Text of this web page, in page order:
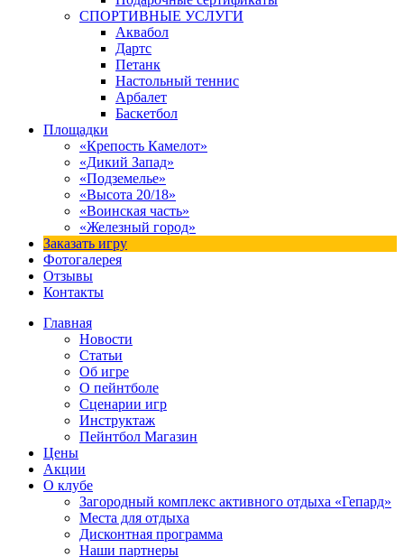
СПОРТИВНЫЕ УСЛУГИ
Аквабол
Дартс
Петанк
Настольный теннис
Арбалет
Баскетбол
Площадки
«Крепость Камелот»
«Дикий Запад»
«Подземелье»
«Высота 20/18»
«Воинская часть»
«Железный город»
Заказать игру
Фотогалерея
Отзывы
Контакты
Главная
Новости
Статьи
Об игре
О пейнтболе
Сценарии игр
Инструктаж
Пейнтбол Магазин
Цены
Акции
О клубе
Загородный комплекс активного отдыха «Гепард»
Места для отдыха
Дисконтная программа
Наши партнеры